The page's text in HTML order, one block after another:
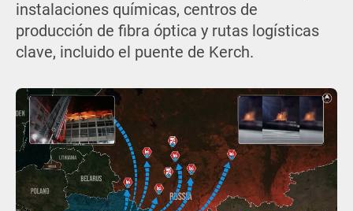
instalaciones químicas, centros de
producción de fibra óptica y rutas logísticas
clave, incluido el puente de Kerch.